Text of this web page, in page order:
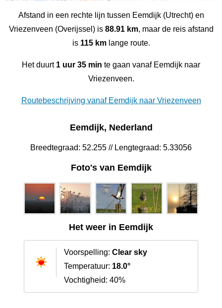
Afstand in een rechte lijn tussen Eemdijk (Utrecht) en
Vriezenveen (Overijssel) is 88.91 km, maar de reis afstand
is 115 kmlange route.
Het duurt 1 uur 35 min te gaan vanaf Eemdijk naar
Vriezenveen.
Routebeschrijving vanaf Eemdijk naar Vriezenveen
Eemdijk, Nederland
Breedtegraad: 52.255 // Lengtegraad: 5.33056
Foto's van Eemdijk
Het weer in Eemdijk
Voorspelling: Clear sky
Temperatuur: 18.0°
Vochtigheid: 40%